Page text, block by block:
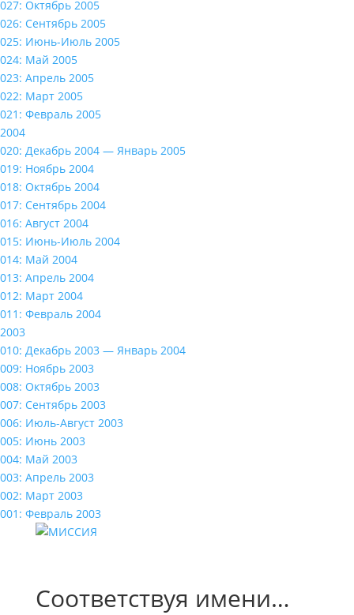
027: Октябрь 2005
026: Сентябрь 2005
025: Июнь-Июль 2005
024: Май 2005
023: Апрель 2005
022: Март 2005
021: Февраль 2005
2004
020: Декабрь 2004 — Январь 2005
019: Ноябрь 2004
018: Октябрь 2004
017: Сентябрь 2004
016: Август 2004
015: Июнь-Июль 2004
014: Май 2004
013: Апрель 2004
012: Март 2004
011: Февраль 2004
2003
010: Декабрь 2003 — Январь 2004
009: Ноябрь 2003
008: Октябрь 2003
007: Сентябрь 2003
006: Июль-Август 2003
005: Июнь 2003
004: Май 2003
003: Апрель 2003
002: Март 2003
001: Февраль 2003
Соответствуя имени…